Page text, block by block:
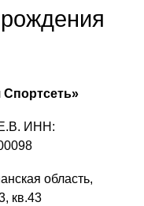
Е.В. ИНН:
область,
кв.43